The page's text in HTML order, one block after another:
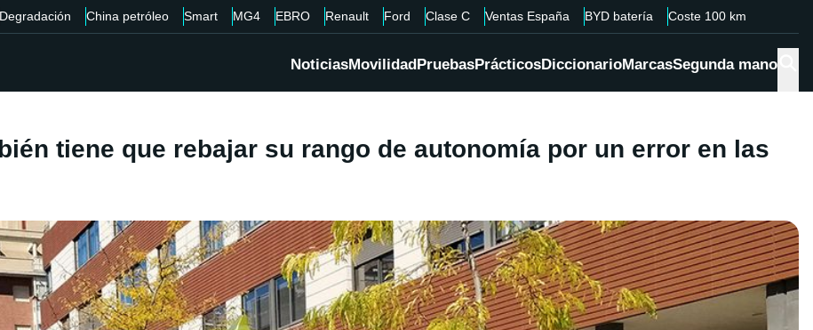
Degradación China petróleo Smart MG4 EBRO Renault Ford Clase C Ventas España BYD batería Coste 100 km
NoticiasMovilidadPruebasPrácticosDiccionarioMarcasSegunda mano
tiene que rebajar su rango de autonomía por un error en las